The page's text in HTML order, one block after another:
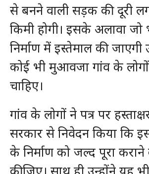
से बनने वाली सड़क की दूरी
किमी होगी। इसके अलावा जो
निर्माण में इस्तेमाल की
कोई भी मुआवजा गांव के
चाहिए।
गांव के लोगों ने पत्र पर
सरकार से निवेदन किया कि
के निर्माण को जल्द पूरा
कीजिए। साथ ही उन्होंने यह